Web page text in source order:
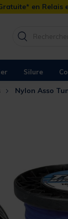
en Relais
Silure
Nylon Asso